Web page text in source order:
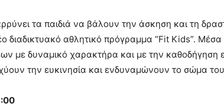
τα παιδιά να βάλουν την άσκηση και τη
διαδικτυακό αθλητικό πρόγραμμα “Fit Kids”.
με δυναμικό χαρακτήρα και με την καθοδήγηση
την ευκινησία και ενδυναμώνουν το σώμα